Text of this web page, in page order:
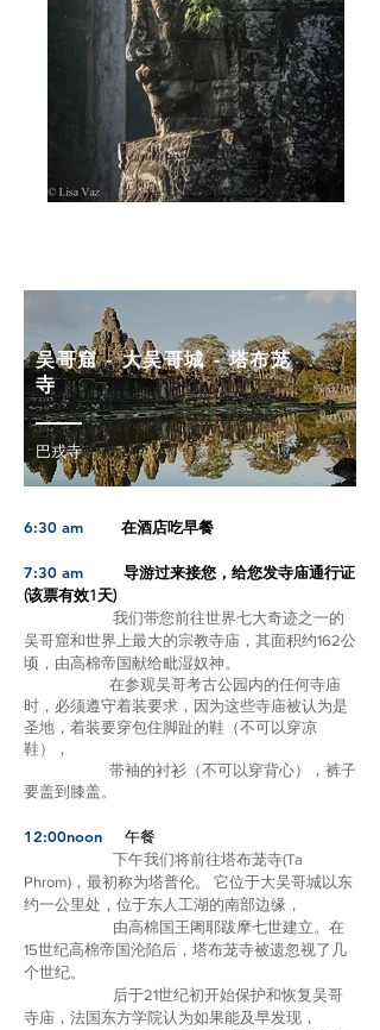
吴哥窟 - 大吴哥城 - 塔布茏
寺
巴戎寺
6:30 am 在酒店吃早餐
7:30 am
导游过来接您，给您发寺庙通行证
(该票有效1天)
我们带您前往世界七大奇迹之一的
吴哥窟和世界上最大的宗教寺庙，其面积约162公
顷，由高棉帝国献给毗湿奴神。
在参观吴哥考古公园内的任何寺庙
时，必须遵守着装要求，因为这些寺庙被认为是
圣地，着装要穿包住脚趾的鞋（不可以穿凉
鞋），
带袖的衬衫（不可以穿背心），裤子
要盖到膝盖。
12:00noon
午餐
下午我们将前往塔布茏寺(Ta
Phrom)，最初称为塔普伦。 它位于大吴哥城以东
约一公里处，位于东人工湖的南部边缘，
由高棉国王阇耶跋摩七世建立。在
15世纪高棉帝国沦陷后，塔布茏寺被遗忽视了几
个世纪。
后于21世纪初开始保护和恢复吴哥
寺庙，法国东方学院认为如果能及早发现，